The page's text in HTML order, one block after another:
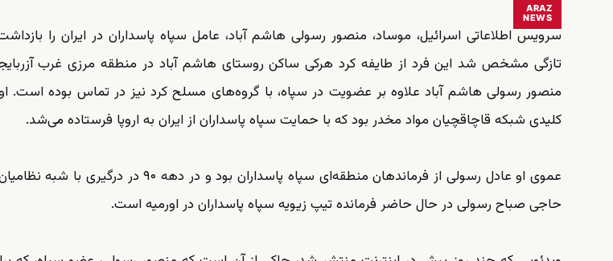
ARAZ
NEWS
سرویس اطلاعاتی اسرائیل، موساد، منصور رسولی هاشم آباد، عامل سپاه پاسداران در ایران را
تازگی مشخص شد این فرد از طایفه کرد هرکی ساکن روستای هاشم آباد در منطقه مرزی غرب
منصور رسولی هاشم آباد علاوه بر عضویت در سپاه، با گروه‌های مسلح کرد نیز در تماس بوده است.
کلیدی شبکه قاچاقچیان مواد مخدر بود که با حمایت سپاه پاسداران از ایران به اروپا فرستاده می‌شد.
عموی او عادل رسولی از فرماندهان منطقه‌ای سپاه
حاجی صباح رسولی در حال حاضر فرمانده تیپ زیویه سپاه پاسداران در اورمیه است.